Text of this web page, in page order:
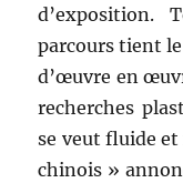
d’exposition.
parcours tient
d’œuvre en
recherches
se veut fluide
chinois »